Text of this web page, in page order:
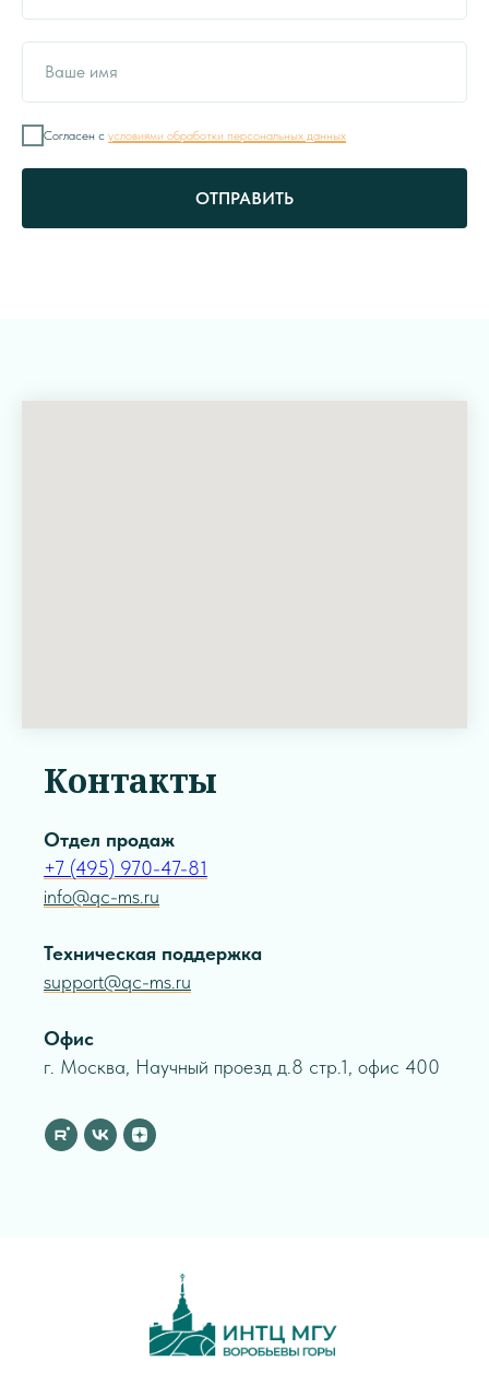
Согласен с условиями обработки персональных данных
ОТПРАВИТЬ
Контакты
Отдел продаж
+7 (495) 970-47-81
info@qc-ms.ru
Техническая поддержка
support@qc-ms.ru
Офис
г. Москва, Научный проезд д.8 стр.1, офис 400